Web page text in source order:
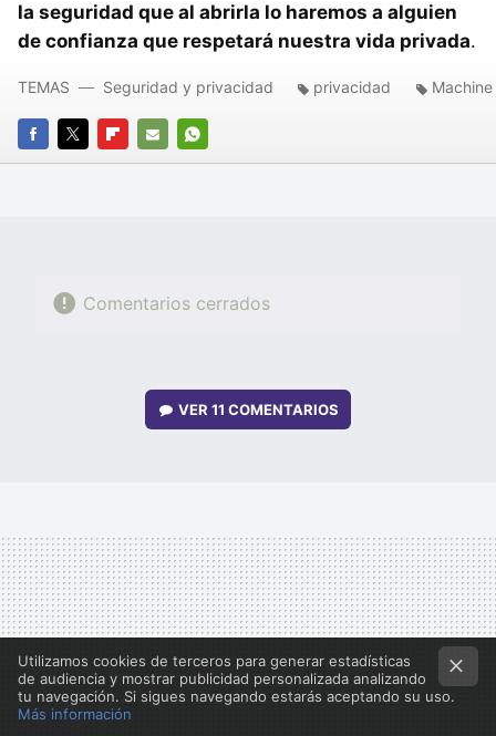
la seguridad que al abrirla lo haremos a alguien
de confianza que respetará nuestra vida privada.
FACEBOOK
TWITTERFLIPBOARD
E-
WHATSAPP
TEMAS Seguridad y privacidad privacidad
Comentarios cerrados
VER11 COMENTARIOS
Utilizamos cookies de terceros para generar estadísticas
de audiencia y mostrar publicidad personalizada analizando
tu navegación. Si sigues navegando estarás aceptando su uso.
Más información